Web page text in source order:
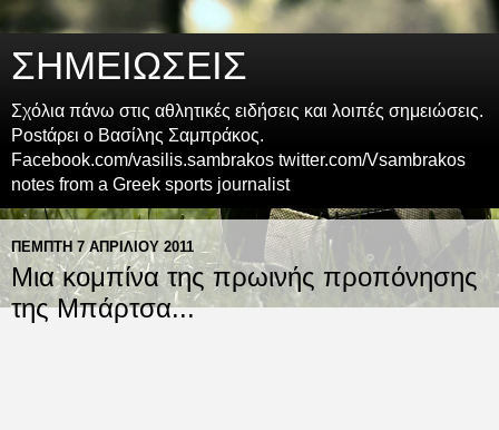
ΣΗΜΕΙΩΣΕΙΣ
Σχόλια πάνω στις αθλητικές ειδήσεις και λοιπές σημειώσεις.
Postάρει ο Βασίλης Σαμπράκος.
Facebook.com/vasilis.sambrakos twitter.com/Vsambrakos
notes from a Greek sports journalist
ΠΈΜΠΤΗ 7 ΑΠΡΙΛΊΟΥ 2011
Μια κομπίνα της πρωινής προπόνησης
της Μπάρτσα...